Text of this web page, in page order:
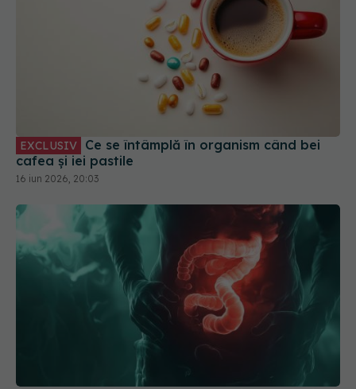
EXCLUSIV
cafea și iei pastile
16 iun 2026, 20:03